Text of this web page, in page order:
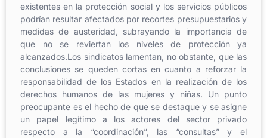
existentes en la protección social y los servicios públicos
podrían resultar afectados por recortes presupuestarios y
medidas de austeridad, subrayando la importancia de
que no se reviertan los niveles de protección ya
alcanzados.Los sindicatos lamentan, no obstante, que las
conclusiones se queden cortas en cuanto a reforzar la
responsabilidad de los Estados en la realización de los
derechos humanos de las mujeres y niñas. Un punto
preocupante es el hecho de que se destaque y se asigne
un papel legítimo a los actores del sector privado
respecto a la “coordinación”, las “consultas” y el